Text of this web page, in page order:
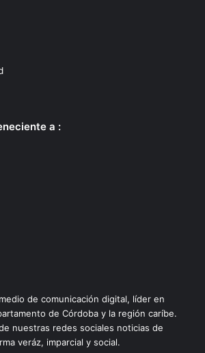
a :
de comunicación digital, líder en
de Córdoba y la región caríbe.
nuestras redes sociales noticias de
veráz, imparcial y social.